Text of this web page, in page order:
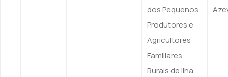
dos Pequenos
Produtores e
Agricultores
Familiares
Rurais de Ilha